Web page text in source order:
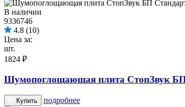
В наличии
9336746
4.8 (10)
Цена за:
шт.
1824 ₽
Шумопоглощающая плита СтопЗвук БП
Купить подробнее